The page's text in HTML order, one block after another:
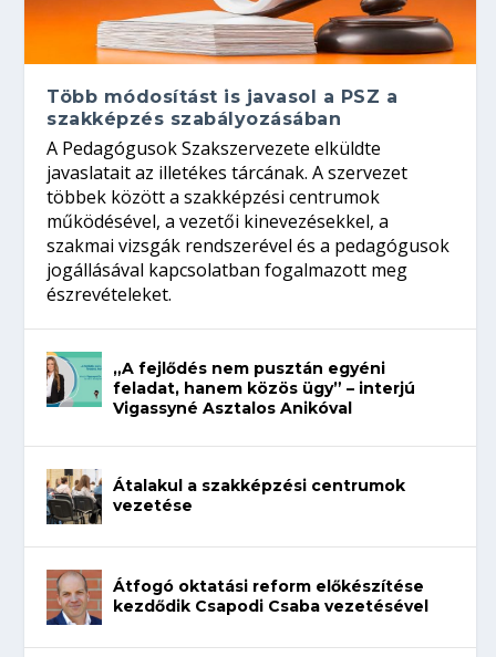
Több módosítást is javasol a PSZ a
szakképzés szabályozásában
A Pedagógusok Szakszervezete elküldte
javaslatait az illetékes tárcának. A szervezet
többek között a szakképzési centrumok
működésével, a vezetői kinevezésekkel, a
szakmai vizsgák rendszerével és a pedagógusok
jogállásával kapcsolatban fogalmazott meg
észrevételeket.
„A fejlődés nem pusztán egyéni
feladat, hanem közös ügy” – interjú
Vigassyné Asztalos Anikóval
Átalakul a szakképzési centrumok
vezetése
Átfogó oktatási reform előkészítése
kezdődik Csapodi Csaba vezetésével